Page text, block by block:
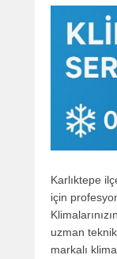
Karlıktepe
için
uzman
markalı